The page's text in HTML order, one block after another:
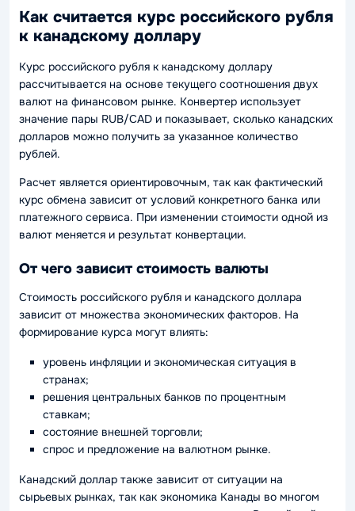
Как считается курс российского рубля
к канадскому доллару
Курс российского рубля к канадскому доллару
рассчитывается на основе текущего соотношения двух
валют на финансовом рынке. Конвертер использует
значение пары RUB/CAD и показывает, сколько канадских
долларов можно получить за указанное количество
рублей.
Расчет является ориентировочным, так как фактический
курс обмена зависит от условий конкретного банка или
платежного сервиса. При изменении стоимости одной из
валют меняется и результат конвертации.
От чего зависит стоимость валюты
Стоимость российского рубля и канадского доллара
зависит от множества экономических факторов. На
формирование курса могут влиять:
уровень инфляции и экономическая ситуация в
странах;
решения центральных банков по процентным
ставкам;
состояние внешней торговли;
спрос и предложение на валютном рынке.
Канадский доллар также зависит от ситуации на
сырьевых рынках, так как экономика Канады во многом